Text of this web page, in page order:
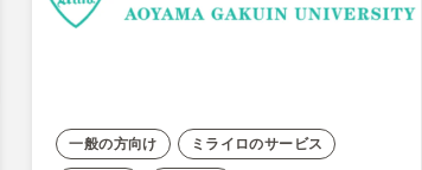
一般の方向け ミライロのサービス